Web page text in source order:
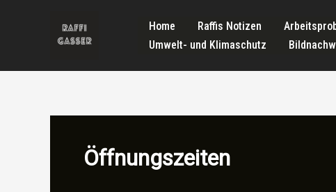
Home Raffis Notizen
Umwelt- und Klimaschutz
Öffnungszeiten